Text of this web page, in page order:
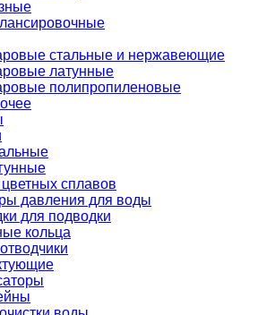
стальные и нержавеющие
латунные
полипропиленовые
сплавов
давления для воды
для подводки
кольца